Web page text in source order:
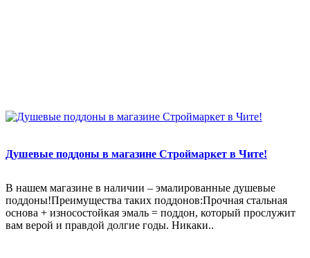
Душевые поддоны в магазине Строймаркет в Чите!
В нашем магазине в наличии – эмалированные душевые
поддоны!Преимущества таких поддонов:Прочная стальная
основа + износостойкая эмаль = поддон, который прослужит
вам верой и правдой долгие годы. Никаки..